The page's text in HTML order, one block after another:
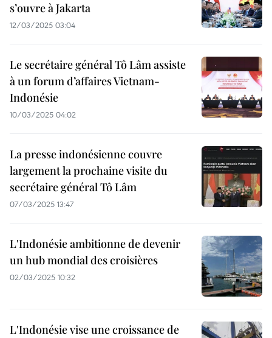
s’ouvre à Jakarta
12/03/2025 03:04
Le secrétaire général Tô Lâm assiste
à un forum d’affaires Vietnam-
Indonésie
10/03/2025 04:02
La presse indonésienne couvre
largement la prochaine visite du
secrétaire général Tô Lâm
07/03/2025 13:47
L'Indonésie ambitionne de devenir
un hub mondial des croisières
02/03/2025 10:32
L'Indonésie vise une croissance de